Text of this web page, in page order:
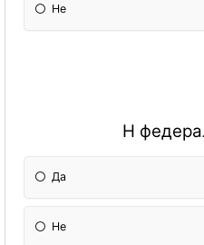
Не
Н
Да
Не